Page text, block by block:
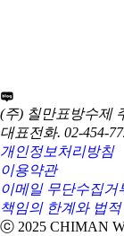
(주) 칠만표방수제
대표전화. 02-454-
개인정보처리방침
이용약관
이메일 무단수집거
책임의 한계와 법
ⓒ 2025 CHIMAN